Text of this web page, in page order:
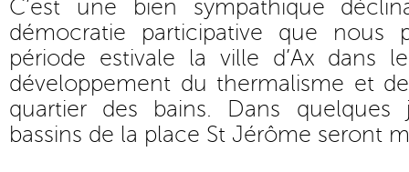
C’est une bien sympathique
démocratie participative que nous
période estivale la ville d’Ax dans
développement du thermalisme et
quartier des bains. Dans quelques
bassins de la place St Jérôme seront